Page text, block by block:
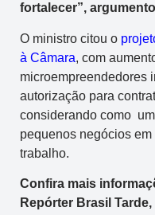
fortalecer”,
O ministro citou o
à Câmara, com
microempreendedores
autorização para
considerando como
pequenos negócios
trabalho.
Confira mais
Repórter Brasil Tarde,